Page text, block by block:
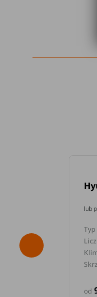
lub
od